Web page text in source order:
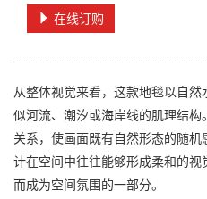
在线订购
从整体视觉来看，这款地毯以自
似河流、潮汐或海岸线的肌理结
关系，使画面既有自然形态的随
计在空间中往往能够形成柔和的视
而成为空间氛围的一部分。